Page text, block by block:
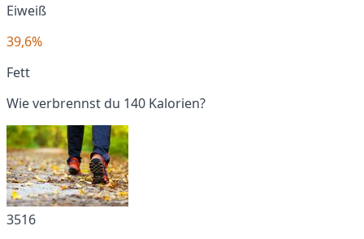
Eiweiß
39,6%
Fett
Wie verbrennst du 140 Kalorien?
3516